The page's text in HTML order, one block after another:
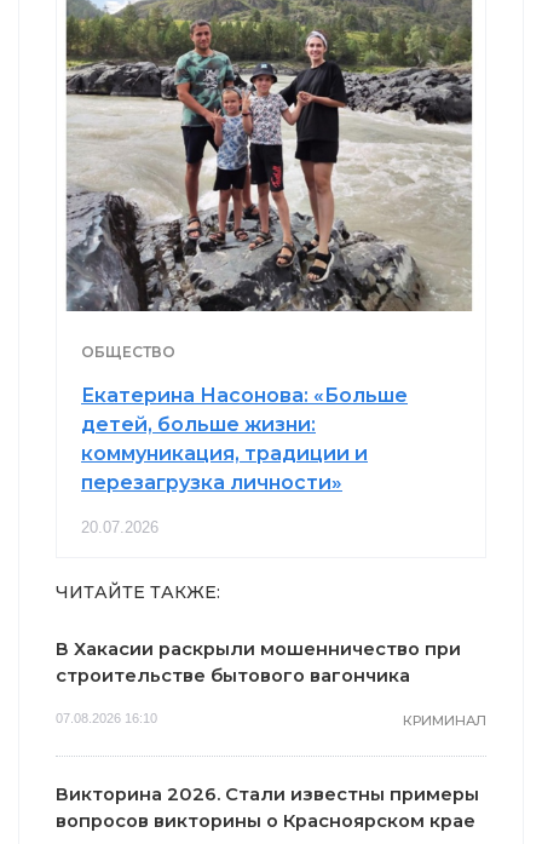
ОБЩЕСТВО
Екатерина Насонова: «Больше
детей, больше жизни:
коммуникация, традиции и
перезагрузка личности»
20.07.2026
ЧИТАЙТЕ ТАКЖЕ:
В Хакасии раскрыли мошенничество при
строительстве бытового вагончика
07.08.2026 16:10 КРИМИНАЛ
Викторина 2026. Стали известны примеры
вопросов викторины о Красноярском крае